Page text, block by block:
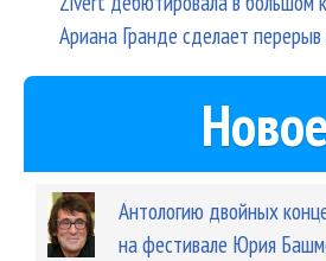
Ариана Гранде сделает перерыв
Новое
Антологию двойных
на фестивале Юрия